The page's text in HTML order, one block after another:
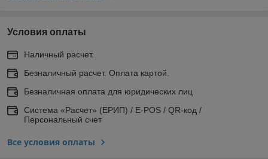
Условия оплаты
Наличный расчет.
Безналичный расчет. Оплата картой.
Безналичная оплата для юридических лиц
Система «Расчет» (ЕРИП) / E-POS / QR-код /
Персональный счет
Все условия оплаты